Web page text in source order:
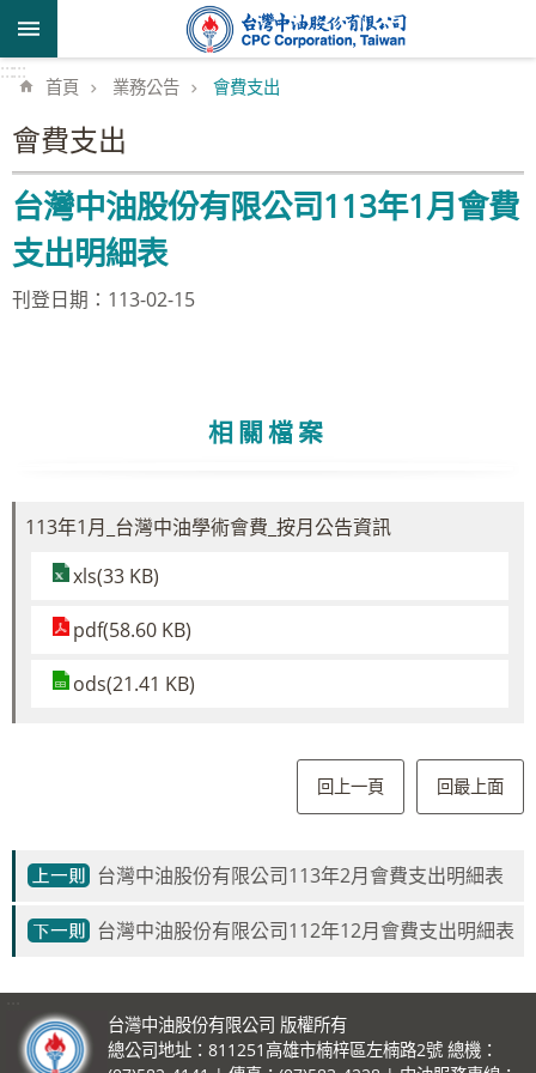
跳到主要內容區塊
::::::
首頁 業務公告 會費支出
會費支出
台灣中油股份有限公司113年1月會費
支出明細表
刊登日期：113-02-15
相關檔案
113年1月_台灣中油學術會費_按月公告資訊
xls(33 KB)
pdf(58.60 KB)
ods(21.41 KB)
回上一頁 回最上面
台灣中油股份有限公司113年2月會費支出明細表
台灣中油股份有限公司112年12月會費支出明細表
台灣中油股份有限公司 版權所有
總公司地址：811251高雄市楠梓區左楠路2號 總機：